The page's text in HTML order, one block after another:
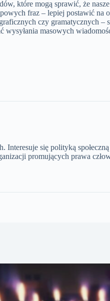
które mogą sprawić, że
fraz – lepiej postawić na
czy gramatycznych –
wysyłania masowych
Interesuje się polityką
promujących prawa